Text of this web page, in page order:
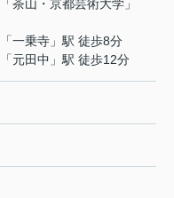
「茶山・京都芸術大学 」
「一乗寺 」駅 徒歩8分
「元田中 」駅 徒歩12分